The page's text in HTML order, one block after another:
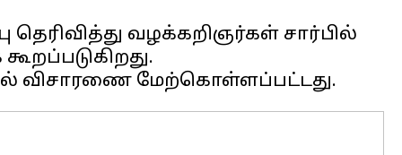
தெரிவித்து வழக்கறிஞர்கள் சார்பில்